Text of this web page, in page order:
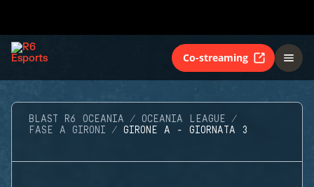
Co-streaming
BLAST R6 OCEANIA
OCEANIA LEAGUE
FASE A GIRONI
GIRONE A - GIORNATA 3